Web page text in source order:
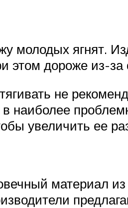
молодых ягнят.
этом дороже из-
не
наиболее
увеличить ее
материал